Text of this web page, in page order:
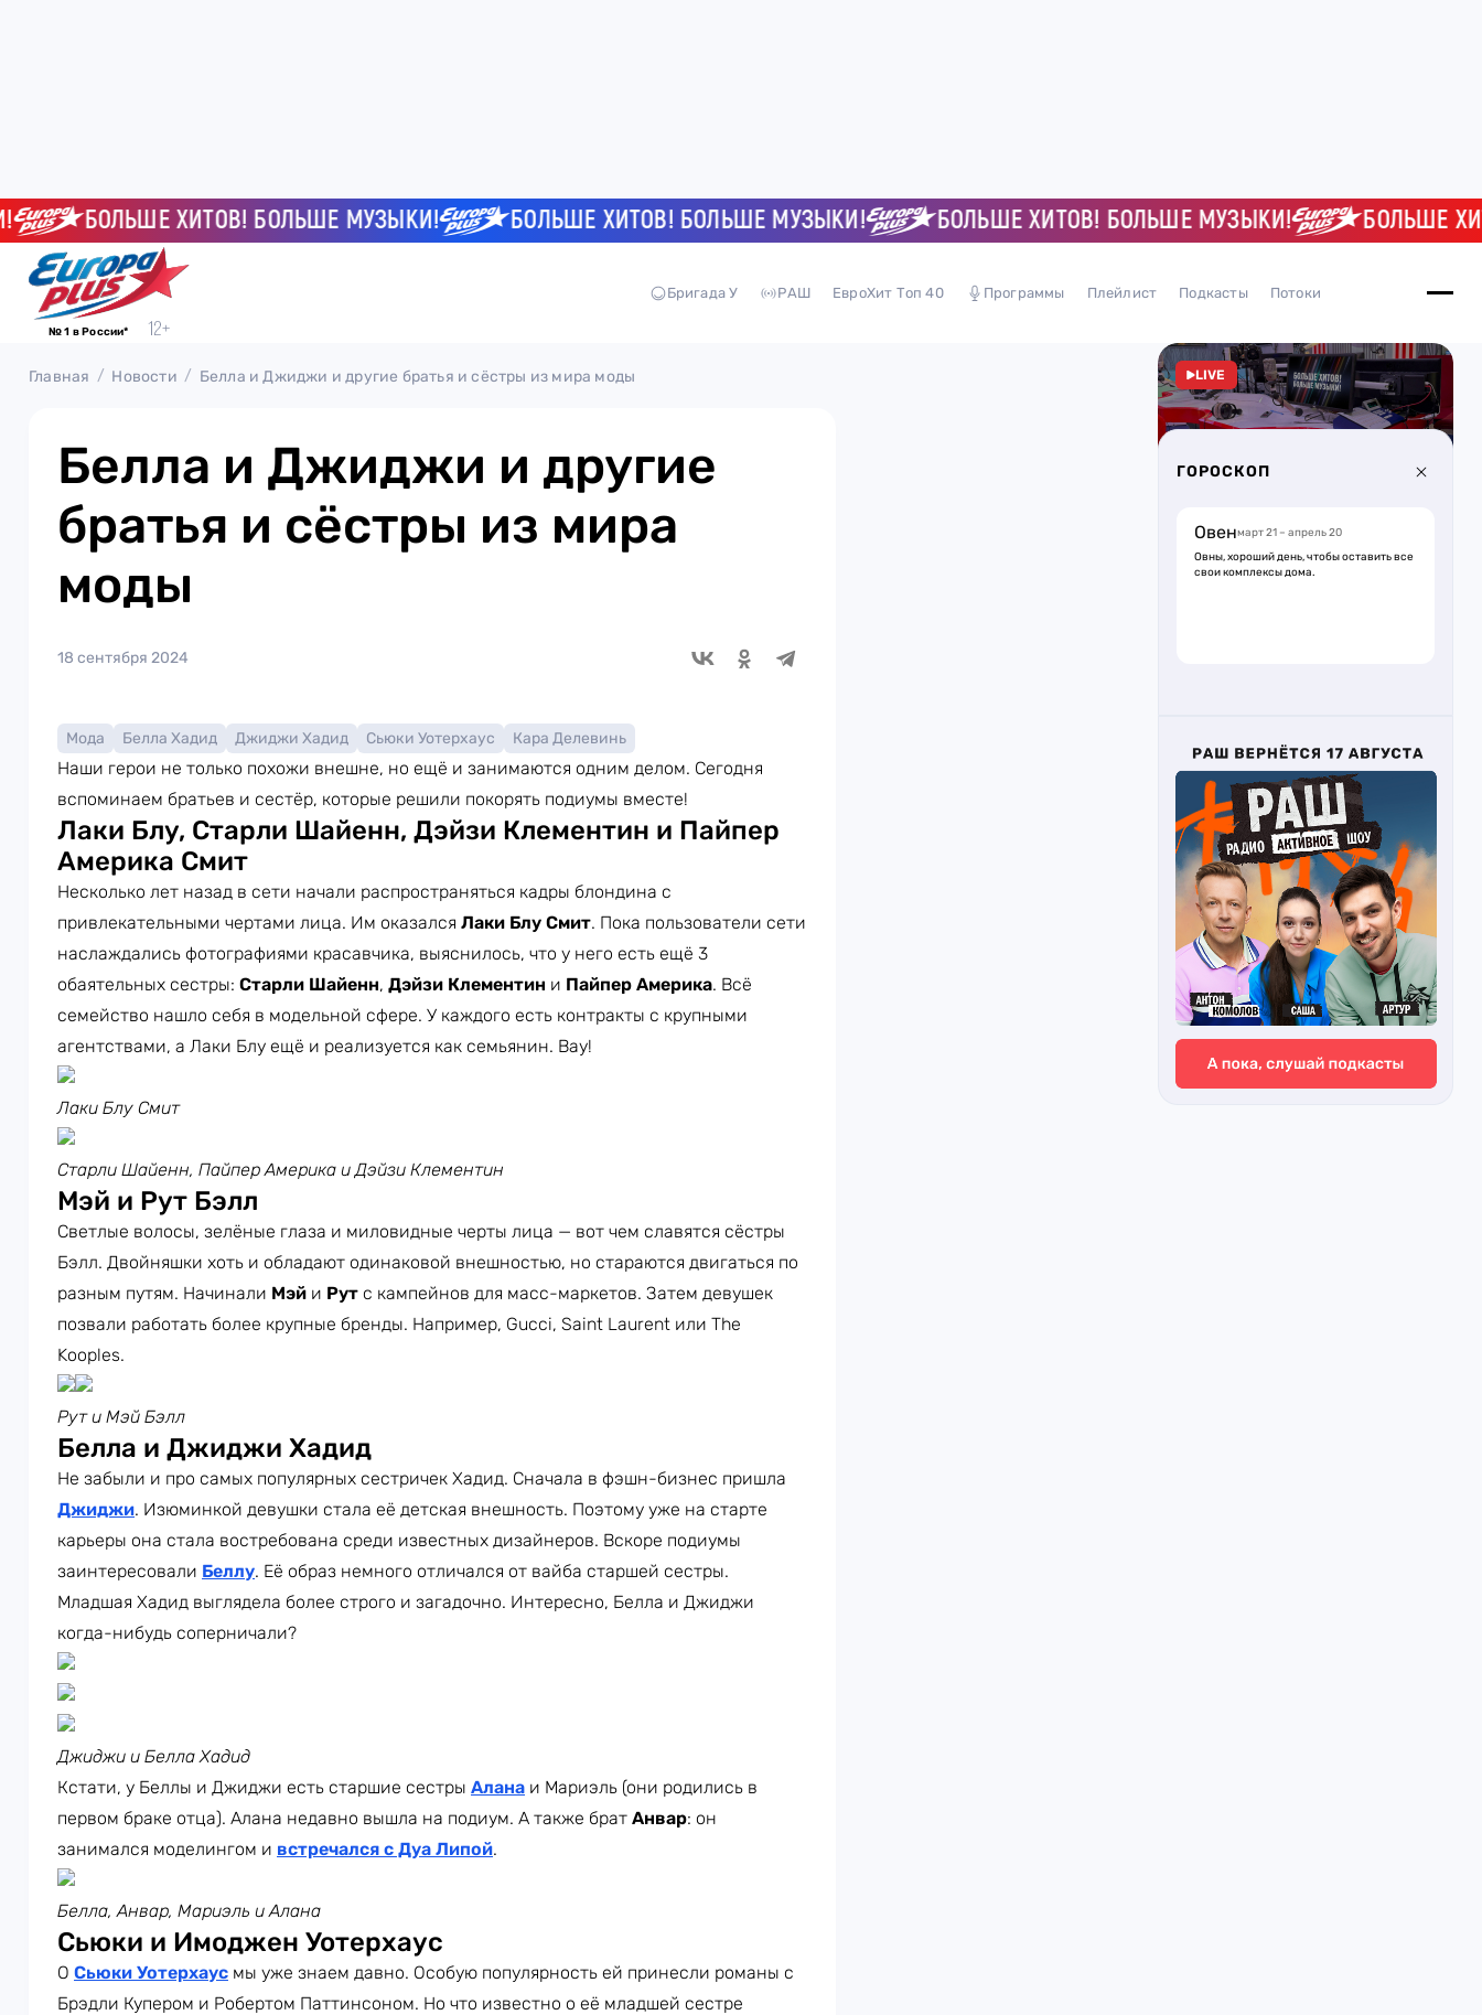
БОЛЬШЕ ХИТОВ! БОЛЬШЕ МУЗЫКИ! БОЛЬШЕ ХИТОВ! БОЛЬШЕ МУЗЫКИ! БОЛЬШЕ ХИТОВ! БОЛЬШЕ МУЗЫКИ! БОЛЬШЕ
№ 1 в России*
Бригада У РАШ ЕвроХит Топ 40 Программы Плейлист Подкасты Потоки
Главная Новости Белла и Джиджи и другие братья и сёстры из мира моды
Белла и Джиджи и другие
братья и сёстры из мира
моды
18 сентября 2024
Мода Белла Хадид Джиджи Хадид Сьюки Уотерхаус Кара Делевинь
Наши герои не только похожи внешне, но ещё и занимаются одним делом. Сегодня
вспоминаем братьев и сестёр, которые решили покорять подиумы вместе!
Лаки Блу, Старли Шайенн, Дэйзи Клементин и Пайпер
Америка Смит
Несколько лет назад в сети начали распространяться кадры блондина с
привлекательными чертами лица. Им оказался Лаки Блу Смит. Пока пользователи сети
наслаждались фотографиями красавчика, выяснилось, что у него есть ещё 3
обаятельных сестры: Старли Шайенн, Дэйзи Клементин и Пайпер Америка. Всё
семейство нашло себя в модельной сфере. У каждого есть контракты с крупными
агентствами, а Лаки Блу ещё и реализуется как семьянин. Вау!
Лаки Блу Смит
Старли Шайенн, Пайпер Америка и Дэйзи Клементин
Мэй и Рут Бэлл
Светлые волосы, зелёные глаза и миловидные черты лица — вот чем славятся сёстры
Бэлл. Двойняшки хоть и обладают одинаковой внешностью, но стараются двигаться по
разным путям. Начинали Мэй и Рут с кампейнов для масс-маркетов. Затем девушек
позвали работать более крупные бренды. Например, Gucci, Saint Laurent или The
Kooples.
Рут и Мэй Бэлл
Белла и Джиджи Хадид
Не забыли и про самых популярных сестричек Хадид. Сначала в фэшн-бизнес пришла
Джиджи. Изюминкой девушки стала её детская внешность. Поэтому уже на старте
карьеры она стала востребована среди известных дизайнеров. Вскоре подиумы
заинтересовали Беллу. Её образ немного отличался от вайба старшей сестры.
Младшая Хадид выглядела более строго и загадочно. Интересно, Белла и Джиджи
когда-нибудь соперничали?
Джиджи и Белла Хадид
Кстати, у Беллы и Джиджи есть старшие сестры Алана и Мариэль (они родились в
первом браке отца). Алана недавно вышла на подиум. А также брат Анвар: он
занимался моделингом и встречался с Дуа Липой.
Белла, Анвар, Мариэль и Алана
Сьюки и Имоджен Уотерхаус
О Сьюки Уотерхаус мы уже знаем давно. Особую популярность ей принесли романы с
Брэдли Купером и Робертом Паттинсоном. Но что известно о её младшей сестре
LIVE
ГОРОСКОП
Овенмарт 21 – апрель 20
Овны, хороший день, чтобы оставить все
свои комплексы дома.